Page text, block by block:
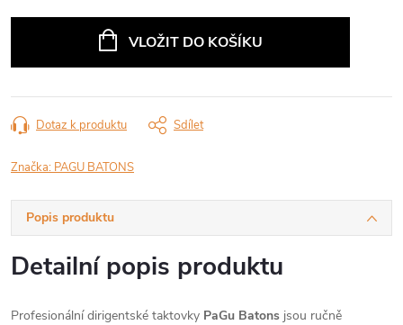
VLOŽIT DO KOŠÍKU
Dotaz k produktu Sdílet
Značka: PAGU BATONS
Popis produktu
Detailní popis produktu
Profesionální dirigentské taktovky PaGu Batons jsou ručně